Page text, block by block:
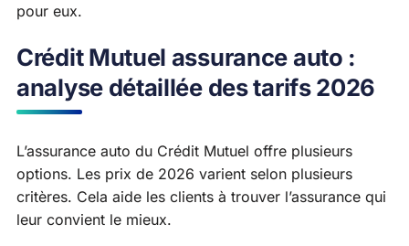
pour eux.
Crédit Mutuel assurance auto :
analyse détaillée des tarifs 2026
L’assurance auto du Crédit Mutuel offre plusieurs
options. Les prix de 2026 varient selon plusieurs
critères. Cela aide les clients à trouver l’assurance qui
leur convient le mieux.